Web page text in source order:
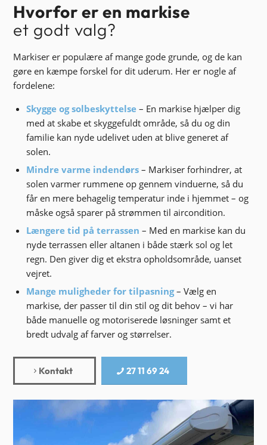
Hvorfor er en markise
et godt valg?
Markiser er populære af mange gode grunde, og de kan
gøre en kæmpe forskel for dit uderum. Her er nogle af
fordelene:
Skygge og solbeskyttelse – En markise hjælper dig
med at skabe et skyggefuldt område, så du og din
familie kan nyde udelivet uden at blive generet af
solen.
Mindre varme indendørs – Markiser forhindrer, at
solen varmer rummene op gennem vinduerne, så du
får en mere behagelig temperatur inde i hjemmet – og
måske også sparer på strømmen til aircondition.
Længere tid på terrassen – Med en markise kan du
nyde terrassen eller altanen i både stærk sol og let
regn. Den giver dig et ekstra opholdsområde, uanset
vejret.
Mange muligheder for tilpasning– Vælg en
markise, der passer til din stil og dit behov – vi har
både manuelle og motoriserede løsninger samt et
bredt udvalg af farver og størrelser.
Kontakt 27 11 69 24